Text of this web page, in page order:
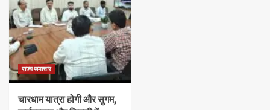
राज्य समाचार
चारधाम यात्रा होगी और सुगम,